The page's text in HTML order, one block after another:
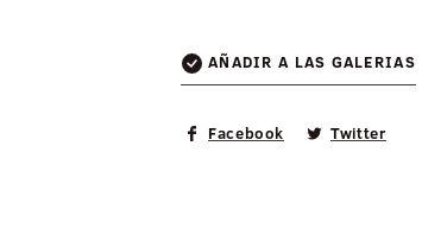
AÑADIR A LAS GALERIAS
Facebook Twitter